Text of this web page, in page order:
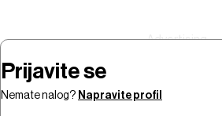
Prijavite se
Nemate nalog? Napravite profil